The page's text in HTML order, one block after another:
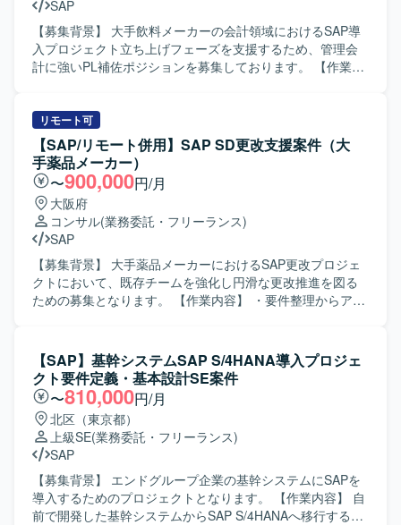
SAP
【募集背景】 大手飲料メーカーの会計領域におけるSAP導
入プロジェクト立ち上げフェーズを支援するため、管理会
計に強いPL補佐ポジションを募集しております。 【作業内
いただきます。財務会計寄りの元請PLを管理会計の知見で
補完しつつ、エンドユーザーの要件調整・取りまとめを行
い、要望を受け止めながら最適解を提案していただきま
す。また、元請SIer側の若手メンバーのマネジメントもご担
当いただきます。 【求める人物像】 管理会計と財務会計の
双方を理解し、エンドユーザーの多様な要望に対して冷静
かつ柔軟に対応できる方を求めております。関係者とのコ
ミュニケーションを通じて合意形成を図り、プロジェクト
を前向きに推進できる方にご活躍いただきたいと考えてお
ります。 【ポジションの魅力】 大手メーカーの重要プロジ
ェクト立ち上げフェーズから参画でき、会計領域における
メンバーのマネジメントなど、上流マネジメントスキルも
磨くことができる環境です。 【開発環境】 SAP FI/CO を中
心とした会計領域のSAP環境を前提としたプロジェクトと
なります。
リモート可
【SAP/リモート併用】SAP SD更改支援案件（大
手薬品メーカー）
〜900,000円/月
大阪府
コンサル(業務委託・フリーランス)
SAP
【募集背景】 大手薬品メーカーにおけるSAP更改プロジェ
クトにおいて、既存チームを強化し円滑な更改推進を図る
ための募集となります。 【作業内容】 ・要件整理からアー
成果物（仕様書、テスト結果）のレビューを実施していた
だきます。 ・UATにおけるユーザーサポートおよび課題整
理、問い合わせ対応を行っていただきます。 ・関係者向け
のまとめ資料や説明資料の作成を行っていただきます。 ・
プロジェクト関係者との調整や情報共有など、コミュニケ
ーションを取りながら推進していただきます。 【求める人
物像】 ・コミュニケーション力が高く、明るく前向きに取
り組んでいただける方を求めております。 ・社員側の立ち
位置として、主体的かつスコープにとらわれず柔軟に動け
る方を想定しております。 ・ユーザーとベンダー双方の意
【SAP】基幹システムSAP S/4HANA導入プロジェ
クト要件定義・基本設計SE案件
〜810,000円/月
北区（東京都）
上級SE(業務委託・フリーランス)
SAP
【募集背景】 エンドグループ企業の基幹システムにSAPを
導入するためのプロジェクトとなります。 【作業内容】 自
前で開発した基幹システムからSAP S/4HANAへ移行するに